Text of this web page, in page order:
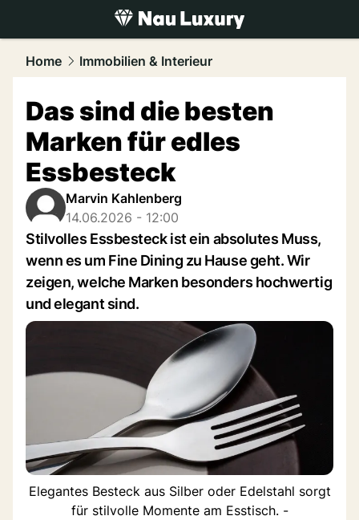
luxury.NAU.ch
Home Immobilien & Interieur
Das sind die besten
Marken für edles
Essbesteck
Marvin Kahlenberg
14.06.2026 - 12:00
Stilvolles Essbesteck ist ein absolutes Muss,
wenn es um Fine Dining zu Hause geht. Wir
zeigen, welche Marken besonders hochwertig
und elegant sind.
Elegantes Besteck aus Silber oder Edelstahl sorgt
für stilvolle Momente am Esstisch. -